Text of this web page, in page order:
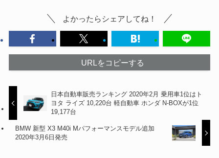
よかったらシェアしてね！
URLをコピーする
日本自動車販売ランキング 2020年2月 乗用車1位はト
ヨタ ライズ 10,220台 軽自動車 ホンダ N-BOXが1位
19,177台
BMW 新型 X3 M40i Mパフォーマンスモデル追加
2020年3月6日発売